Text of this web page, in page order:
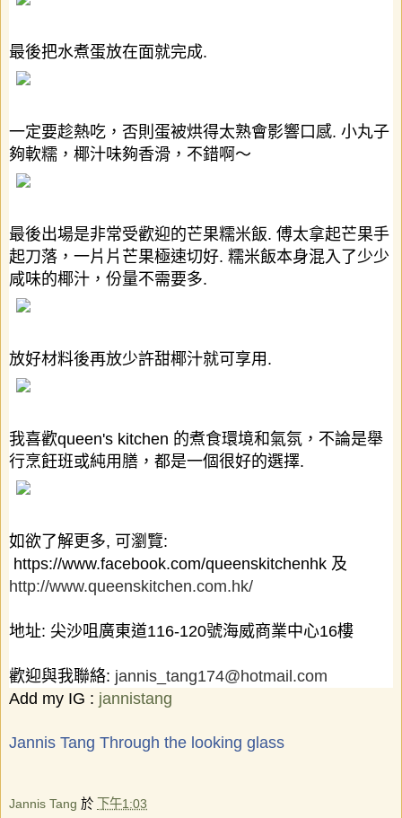
最後把水煮蛋放在面就完成.
一定要趁熱吃，否則蛋被烘得太熟會影響口感. 小丸子
夠軟糯，椰汁味夠香滑，不錯啊～
最後出場是非常受歡迎的芒果糯米飯. 傅太拿起芒果手
起刀落，一片片芒果極速切好. 糯米飯本身混入了少少
咸味的椰汁，份量不需要多.
放好材料後再放少許甜椰汁就可享用 .
我喜歡queen's kitchen 的煮食環境和氣氛，不論是舉
行烹飪班或純用膳，都是一個很好的選擇.
如欲了解更多, 可瀏覽:
https://www.facebook.com/queenskitchenhk 及
http://www.queenskitchen.com.hk/
地址: 尖沙咀廣東道116-120號海威商業中心16樓
歡迎與我聯絡: jannis_tang174@hotmail.com
Add my IG : jannistang
Jannis Tang Through the looking glass
Jannis Tang 於 下午1:03